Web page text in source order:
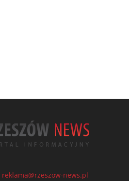
reklama@rzeszow-news.pl